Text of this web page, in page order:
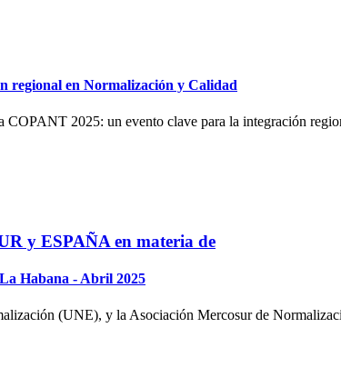
regional en Normalización y Calidad
COPANT 2025: un evento clave para la integración
y ESPAÑA en materia de
Habana - Abril 2025
(UNE), y la Asociación Mercosur de